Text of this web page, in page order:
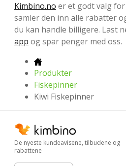
Kimbino.no er et godt valg
samler den inn alle rabatter
du kan handle billigere. Last
app og spar penger med oss.
Produkter
Fiskepinner
Kiwi Fiskepinner
De nyeste kundeavisene, tilbudene og
rabattene